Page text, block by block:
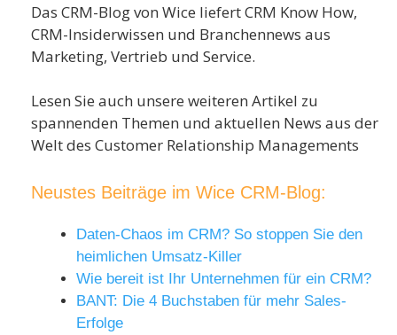
Das CRM-Blog von Wice liefert CRM Know How,
CRM-Insiderwissen und Branchennews aus
Marketing, Vertrieb und Service.
Lesen Sie auch unsere weiteren Artikel zu
spannenden Themen und aktuellen News aus der
Welt des Customer Relationship Managements
Neustes Beiträge im Wice CRM-Blog:
Daten-Chaos im CRM? So stoppen Sie den
heimlichen Umsatz-Killer
Wie bereit ist Ihr Unternehmen für ein CRM?
BANT: Die 4 Buchstaben für mehr Sales-
Erfolge